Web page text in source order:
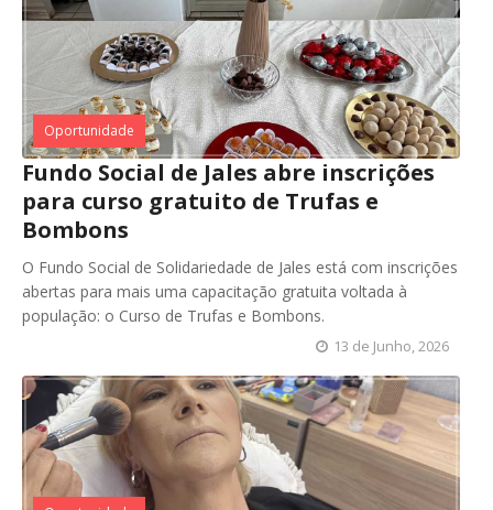
Oportunidade
Fundo Social de Jales abre inscrições
para curso gratuito de Trufas e
Bombons
O Fundo Social de Solidariedade de Jales está com inscrições
abertas para mais uma capacitação gratuita voltada à
população: o Curso de Trufas e Bombons.
13 de Junho, 2026